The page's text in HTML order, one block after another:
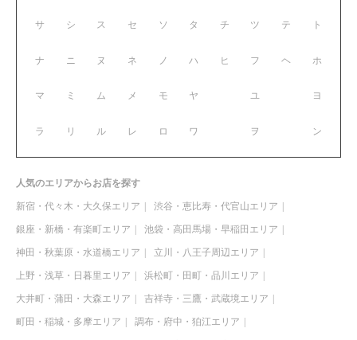
サ シ ス セ ソ
ナ ニ ヌ ネ ノ
マ ミ ム メ モ
ラ リ ル レ ロ
タ チ ツ テ ト
ハ ヒ フ ヘ ホ
ヤ ユ ヨ
ワ ヲ ン
人気のエリアからお店を探す
新宿・代々木・大久保エリア 渋谷・恵比寿・代官山エリア
銀座・新橋・有楽町エリア 池袋・高田馬場・早稲田エリア
神田・秋葉原・水道橋エリア 立川・八王子周辺エリア
上野・浅草・日暮里エリア 浜松町・田町・品川エリア
大井町・蒲田・大森エリア 吉祥寺・三鷹・武蔵境エリア
町田・稲城・多摩エリア 調布・府中・狛江エリア